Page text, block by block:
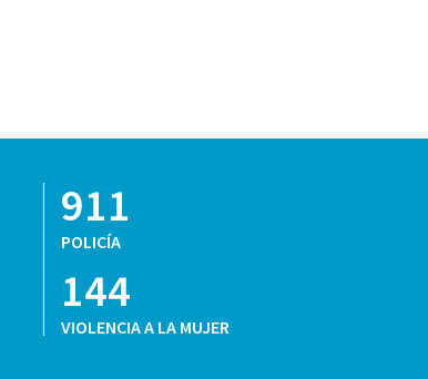
911
POLICÍA
144
VIOLENCIA A LA MUJER